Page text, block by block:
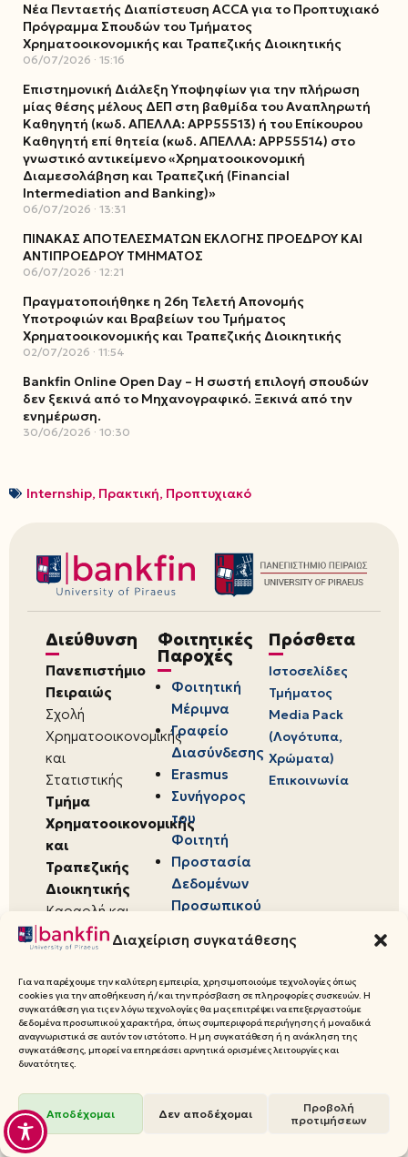
Διαχείριση συγκατάθεσης
Για να παρέχουμε την καλύτερη εμπειρία, χρησιμοποιούμε τεχνολογίες όπως
cookies για την αποθήκευση ή/και την πρόσβαση σε πληροφορίες συσκευών. Η
συγκατάθεση για τις εν λόγω τεχνολογίες θα μας επιτρέψει να επεξεργαστούμε
δεδομένα προσωπικού χαρακτήρα, όπως συμπεριφορά περιήγησης ή μοναδικά
αναγνωριστικά σε αυτόν τον ιστότοπο. Η μη συγκατάθεση ή η ανάκληση της
συγκατάθεσης, μπορεί να επηρεάσει αρνητικά ορισμένες λειτουργίες και
δυνατότητες.
Αποδέχομαι Δεν αποδέχομαι
Προβολή
προτιμήσεων
Νέα Πενταετής Διαπίστευση ACCA για το Προπτυχιακό
Πρόγραμμα Σπουδών του Τμήματος
Χρηματοοικονομικής και Τραπεζικής Διοικητικής
06/07/2026 15:16
Επιστημονική Διάλεξη Υποψηφίων για την πλήρωση
μίας θέσης μέλους ΔΕΠ στη βαθμίδα του Αναπληρωτή
Καθηγητή (κωδ. ΑΠΕΛΛΑ: ΑΡΡ55513) ή του Επίκουρου
Καθηγητή επί θητεία (κωδ. ΑΠΕΛΛΑ: ΑΡΡ55514) στο
γνωστικό αντικείμενο «Χρηματοοικονομική
Διαμεσολάβηση και Τραπεζική (Financial
Intermediation and Banking)»
06/07/2026 13:31
ΠΙΝΑΚΑΣ ΑΠΟΤΕΛΕΣΜΑΤΩΝ ΕΚΛΟΓΗΣ ΠΡΟΕΔΡΟΥ ΚΑΙ
ΑΝΤΙΠΡΟΕΔΡΟΥ ΤΜΗΜΑΤΟΣ
06/07/2026 12:21
Πραγματοποιήθηκε η 26η Τελετή Απονομής
Υποτροφιών και Βραβείων του Τμήματος
Χρηματοοικονομικής και Τραπεζικής Διοικητικής
02/07/2026 11:54
Bankfin Online Open Day – Η σωστή επιλογή σπουδών
δεν ξεκινά από το Μηχανογραφικό. Ξεκινά από την
ενημέρωση.
30/06/2026 10:30
Internship, Πρακτική, Προπτυχιακό
Διεύθυνση
Πανεπιστήμιο
Πειραιώς
Σχολή
Χρηματοοικονομικής
και
Στατιστικής
Τμήμα
Χρηματοοικονομικής
και
Τραπεζικής
Διοικητικής
Καραολή και
Δημητρίου 80,
18534,
Πειραιάς
Φοιτητικές
Παροχές
Φοιτητική
Μέριμνα
Γραφείο
Διασύνδεσης
Erasmus
Συνήγορος
του
Φοιτητή
Προστασία
Δεδομένων
Προσωπικού
Πρόσθετα
Ιστοσελίδες
Τμήματος
Media Pack
(Λογότυπα,
Χρώματα)
Επικοινωνία
© 2026 Πανεπιστήμιο Πειραιώς,
Τραπεζικής Διοικητικής